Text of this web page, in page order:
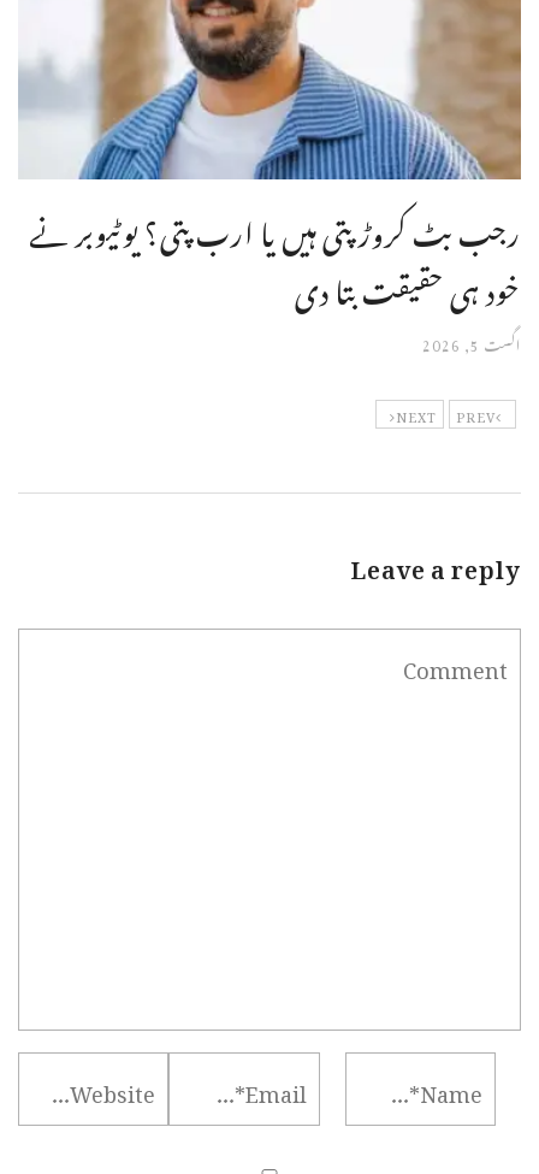
رجب بٹ کروڑ پتی ہیں یا ارب پتی؟ یوٹیوبر نے
خود ہی حقیقت بتا دی
اگست 5, 2026
PREV
NEXT
Leave a reply